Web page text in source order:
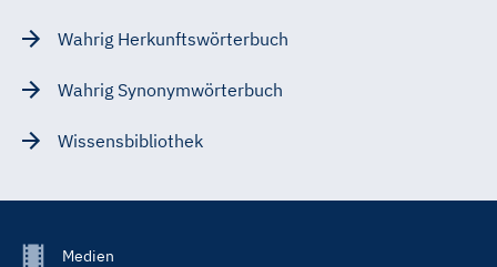
Wahrig Herkunftswörterbuch
Wahrig Synonymwörterbuch
Wissensbibliothek
FooterMedien